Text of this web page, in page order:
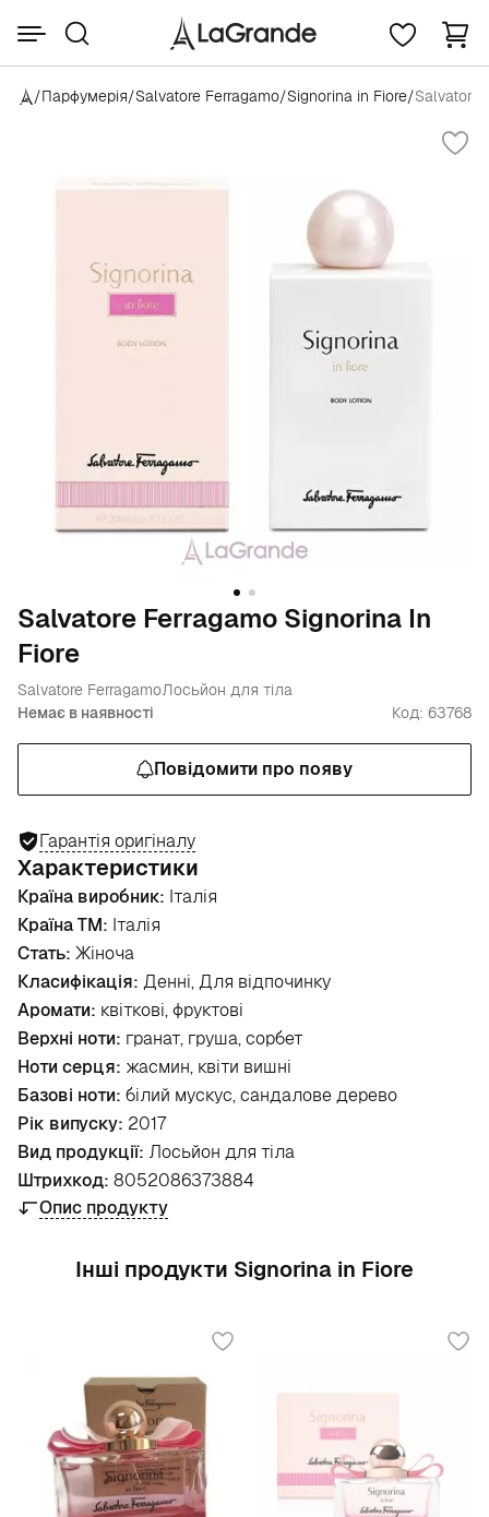
/Парфумерія/Salvatore Ferragamo/Signorina in Fiore/Salvatore
Salvatore Ferragamo Signorina In
Fiore
Salvatore FerragamoЛосьйон для тіла
Немає в наявності
Код: 63768
Повідомити про появу
Гарантія оригіналу
Характеристики
Країна виробник: Італія
Країна ТМ: Італія
Стать: Жіноча
Класифікація: Денні, Для відпочинку
Аромати: квіткові, фруктові
Верхні ноти: гранат, груша, сорбет
Ноти серця: жасмин, квіти вишні
Базові ноти: білий мускус, сандалове дерево
Рік випуску: 2017
Вид продукції: Лосьйон для тіла
Штрихкод: 8052086373884
Опис продукту
Інші продукти Signorina in Fiore